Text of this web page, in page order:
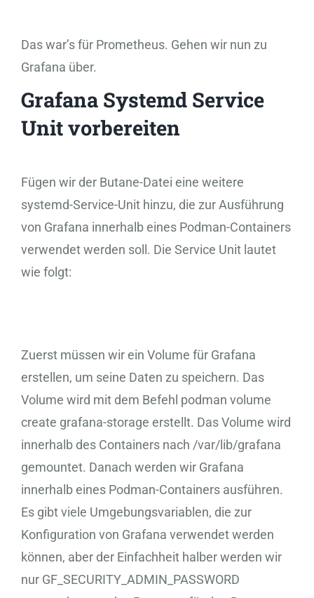
Das war’s für Prometheus. Gehen wir nun zu
Grafana über.
Grafana Systemd Service
Unit vorbereiten
Fügen wir der Butane-Datei eine weitere
systemd-Service-Unit hinzu, die zur Ausführung
von Grafana innerhalb eines Podman-Containers
verwendet werden soll. Die Service Unit lautet
wie folgt:
Zuerst müssen wir ein Volume für Grafana
erstellen, um seine Daten zu speichern. Das
Volume wird mit dem Befehl podman volume
create grafana-storage erstellt. Das Volume wird
innerhalb des Containers nach /var/lib/grafana
gemountet. Danach werden wir Grafana
innerhalb eines Podman-Containers ausführen.
Es gibt viele Umgebungsvariablen, die zur
Konfiguration von Grafana verwendet werden
können, aber der Einfachheit halber werden wir
nur GF_SECURITY_ADMIN_PASSWORD